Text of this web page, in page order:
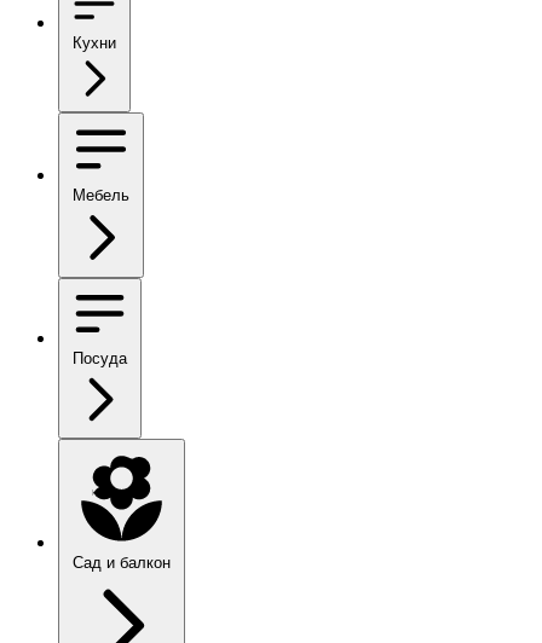
Кухни
Мебель
Посуда
Сад и балкон